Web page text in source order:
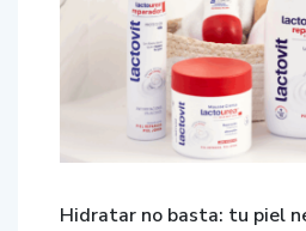
Hidratar no basta: tu piel